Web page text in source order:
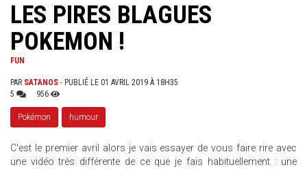
LES PIRES BLAGUES
POKEMON !
FUN
PAR SATANOS - PUBLIÉ LE 01 AVRIL 2019 À 18H35
5
956
Pokémon humour
C'est le premier avril alors je vais essayer de vous faire rire avec
une vidéo très différente de ce que je fais habituellement : une